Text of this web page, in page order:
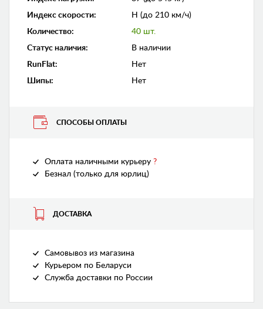
Индекс скорости:
H (до 210 км/ч)
Количество:
40 шт.
Статус наличия:
В наличии
RunFlat:
Нет
Шипы: Нет
СПОСОБЫ ОПЛАТЫ
Оплата наличными курьеру ?
Безнал (только для юрлиц)
ДОСТАВКА
Самовывоз из магазина
Курьером по Беларуси
Служба доставки по России